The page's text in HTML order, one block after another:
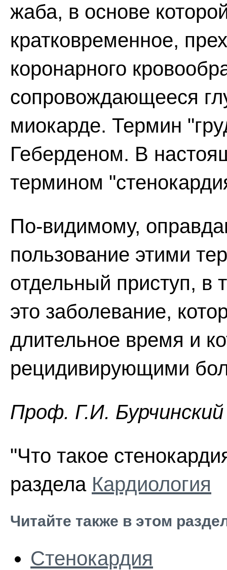
жаба, в основе
кратковременное,
коронарного
сопровождающееся
миокарде. Термин
Геберденом. В
термином
По-видимому,
пользование этими
отдельный приступ, в
это заболевание,
длительное время и
рецидивирующими
Проф. Г.И. Бурчинский
"Что такое
раздела Кардиология
Читайте также в этом
Стенокардия